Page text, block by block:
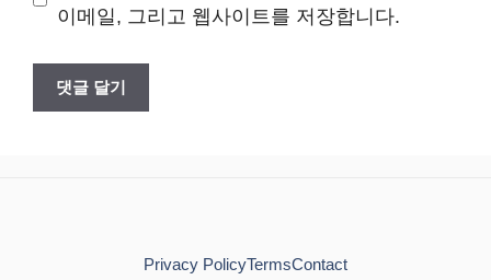
이메일, 그리고 웹사이트를 저장합니다.
Privacy PolicyTermsContact